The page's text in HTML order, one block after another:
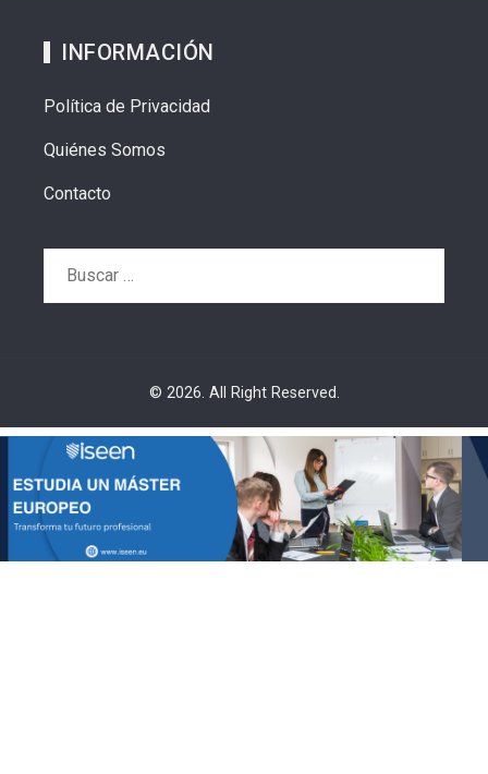
INFORMACIÓN
Política de Privacidad
Quiénes Somos
Contacto
© 2026. All Right Reserved.